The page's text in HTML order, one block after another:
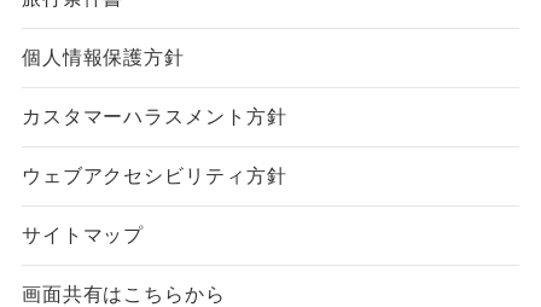
個人情報保護方針
カスタマーハラスメント方針
ウェブアクセシビリティ方針
サイトマップ
画面共有はこちらから